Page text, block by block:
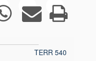
TERR 540